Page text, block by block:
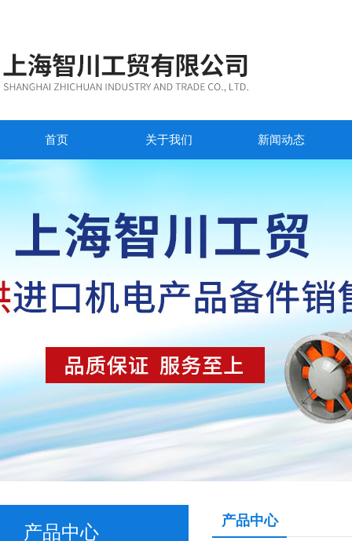
首页 关于我们 新闻动态
产品中心
产品中心